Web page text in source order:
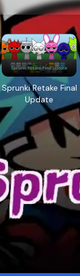
Sprunki Retake Final
Update